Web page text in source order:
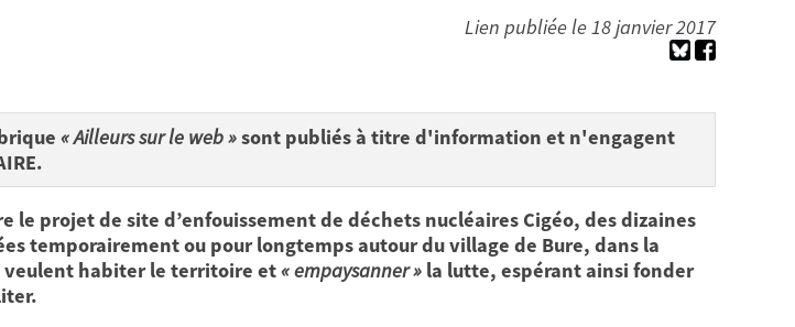
Lien publiée le 18 janvier 2017
« Ailleurs sur le web »sont publiés à titre d'information et n'engagent
le projet de site d’enfouissement de déchets nucléaires Cigéo, des dizaines
temporairement ou pour longtemps autour du village de Bure, dans la
veulent habiter le territoire et« empaysanner »la lutte, espérant ainsi fonder